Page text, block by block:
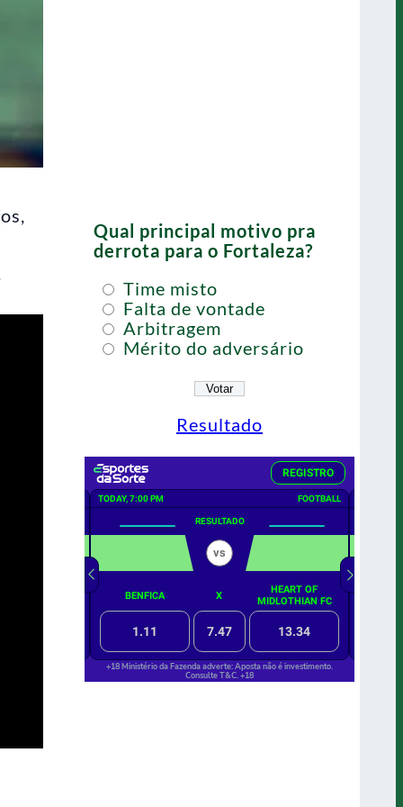
Qual principal motivo pra
derrota para o Fortaleza?
Time misto
Falta de vontade
Arbitragem
Mérito do adversário
Resultado